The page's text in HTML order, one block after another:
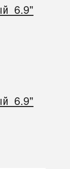
6.9"
6.9"